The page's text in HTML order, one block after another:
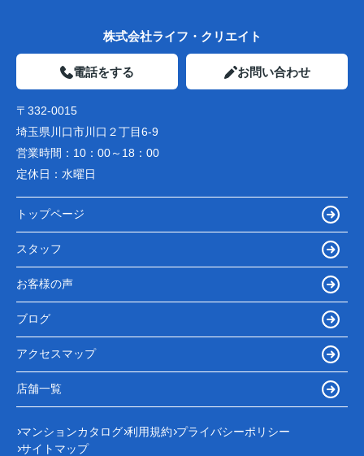
株式会社ライフ・クリエイト
電話をする お問い合わせ
〒332-0015
埼玉県川口市川口２丁目6-9
営業時間： 10：00～18：00
定休日： 水曜日
トップページ
スタッフ
お客様の声
ブログ
アクセスマップ
店舗一覧
マンションカタログ 利用規約 プライバシーポリシー
サイトマップ